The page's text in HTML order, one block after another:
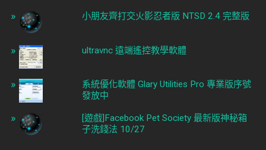
小朋友齊打交火影忍者版 NTSD 2.4 完整版
ultravnc 遠端遙控教學軟體
系統優化軟體 Glary Utilities Pro 專業版序號
發放中
[遊戲]Facebook Pet Society 最新版神秘箱
子洗錢法 10/27